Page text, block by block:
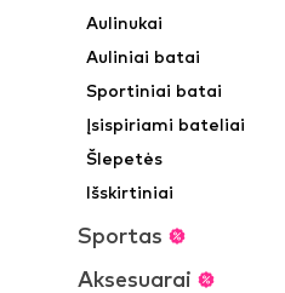
Aulinukai
Auliniai batai
Sportiniai batai
Įsispiriami bateliai
Šlepetės
Išskirtiniai
Sportas
Aksesuarai